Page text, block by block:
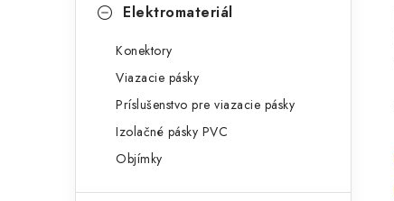
Elektromateriál
Konektory
Viazacie pásky
Príslušenstvo pre viazacie pásky
Izolačné pásky PVC
Objímky